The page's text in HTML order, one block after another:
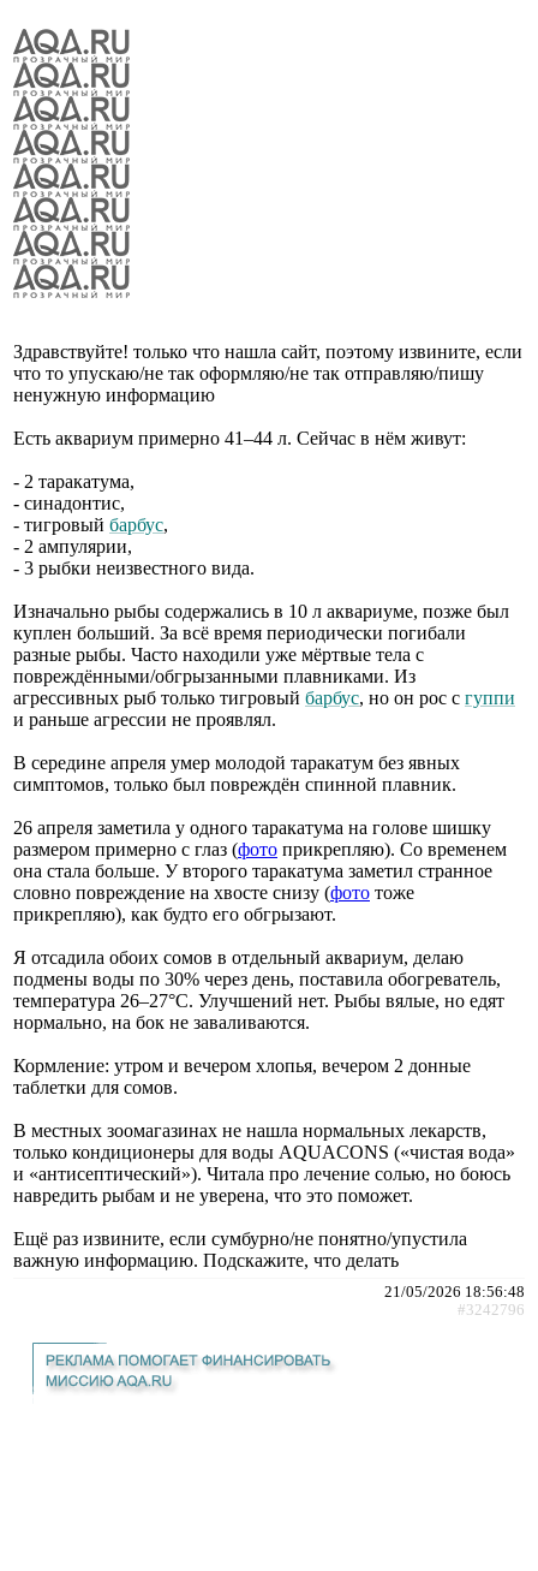
Здравствуйте! только что нашла сайт, поэтому извините, если
что то упускаю/не так оформляю/не так отправляю/пишу
ненужную информацию
Есть аквариум примерно 41–44 л. Сейчас в нём живут:
- 2 таракатума,
- синадонтис,
- тигровый барбус,
- 2 ампулярии,
- 3 рыбки неизвестного вида.
Изначально рыбы содержались в 10 л аквариуме, позже был
куплен больший. За всё время периодически погибали
разные рыбы. Часто находили уже мёртвые тела с
повреждёнными/обгрызанными плавниками. Из
агрессивных рыб только тигровый барбус, но он рос с гуппи
и раньше агрессии не проявлял.
В середине апреля умер молодой таракатум без явных
симптомов, только был повреждён спинной плавник.
26 апреля заметила у одного таракатума на голове шишку
размером примерно с глаз (фото прикрепляю). Со временем
она стала больше. У второго таракатума заметил странное
словно повреждение на хвосте снизу (фото тоже
прикрепляю), как будто его обгрызают.
Я отсадила обоих сомов в отдельный аквариум, делаю
подмены воды по 30% через день, поставила обогреватель,
температура 26–27°C. Улучшений нет. Рыбы вялые, но едят
нормально, на бок не заваливаются.
Кормление: утром и вечером хлопья, вечером 2 донные
таблетки для сомов.
В местных зоомагазинах не нашла нормальных лекарств,
только кондиционеры для воды AQUACONS («чистая вода»
и «антисептический»). Читала про лечение солью, но боюсь
навредить рыбам и не уверена, что это поможет.
Ещё раз извините, если сумбурно/не понятно/упустила
важную информацию. Подскажите, что делать
21/05/2026 18:56:48
#3242796